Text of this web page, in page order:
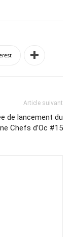
Article suivant
de lancement du
Chefs d’Oc #15